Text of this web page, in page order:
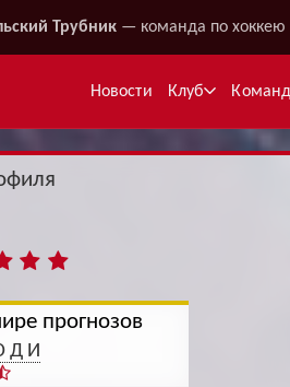
Трубник — команда по хоккею
Новости Клуб
прогнозов
Д И